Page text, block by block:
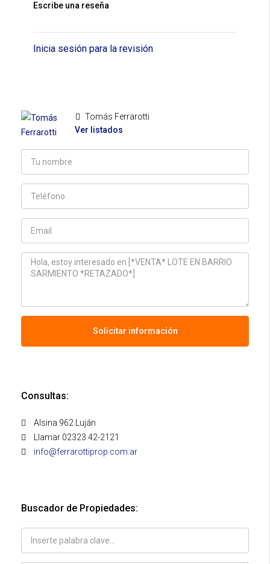
Escribe una reseña
Inicia sesión para la revisión
Tomás Ferrarotti
Ver listados
Solicitar información
Consultas:
Alsina 962 Luján
Llamar 02323 42-2121
info@ferrarottiprop.com.ar
Buscador de Propiedades: